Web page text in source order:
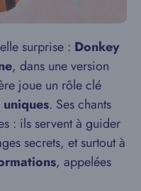
surprise : Donkey
, dans une version
joue un rôle clé
. Ses chants
: ils servent à guider
secrets, et surtout à
, appelées